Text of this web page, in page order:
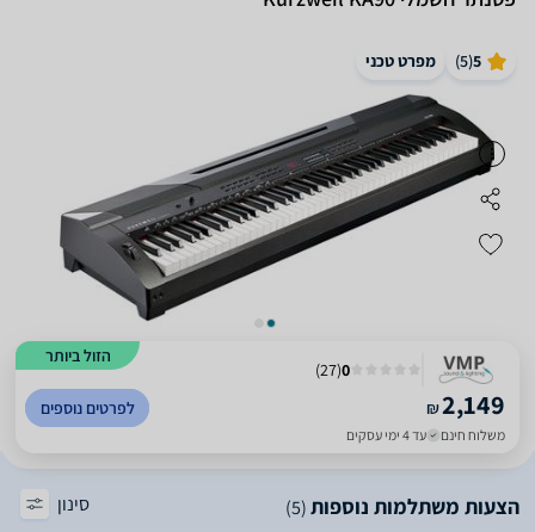
5
(
5
) מפרט טכני
הזול ביותר
0
(
27
)
₪2,149
משלוח חינם עד 4 ימי עסקים
לפרטים נוספים
הצעות משתלמות נוספות(5) סינון